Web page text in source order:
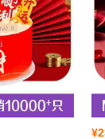
¥